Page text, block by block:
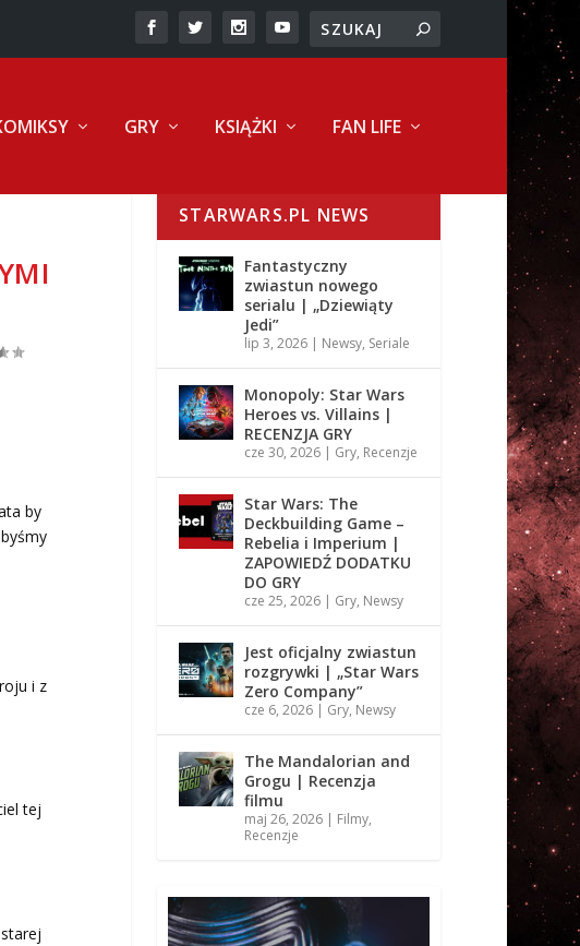
GRY KSIĄŻKI FAN LIFE
by
i z
tej
STARWARS.PL NEWS
Fantastyczny
zwiastun nowego
serialu | „Dziewiąty
Jedi”
lip 3, 2026 | Newsy, Seriale
Monopoly: Star Wars
Heroes vs. Villains |
RECENZJA GRY
cze 30, 2026 | Gry, Recenzje
Star Wars: The
Deckbuilding Game –
Rebelia i Imperium |
ZAPOWIEDŹ DODATKU
DO GRY
cze 25, 2026 | Gry, Newsy
Jest oficjalny zwiastun
rozgrywki | „Star Wars
Zero Company”
cze 6, 2026 | Gry, Newsy
The Mandalorian and
Grogu | Recenzja
filmu
maj 26, 2026 | Filmy,
Recenzje